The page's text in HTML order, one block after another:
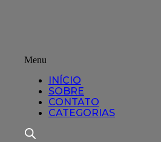
Menu
INÍCIO
SOBRE
CONTATO
CATEGORIAS